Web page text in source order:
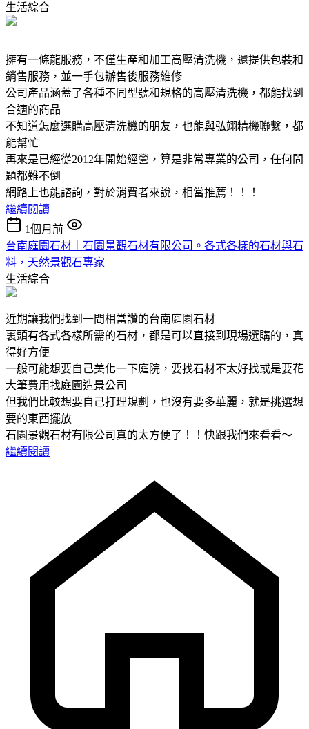
生活綜合
擁有一條龍服務，不僅生產和加工高壓清洗機，還提供包裝和
銷售服務，並一手包辦售後服務維修
公司產品涵蓋了各種不同型號和規格的高壓清洗機，都能找到
合適的商品
不知道怎麼選購高壓清洗機的朋友，也能與弘翊精機聯繫，都
能幫忙
再來是已經從2012年開始經營，算是非常專業的公司，任何問
題都難不倒
網路上也能諮詢，對於消費者來說，相當推薦！！！
繼續閱讀
1個月前
台南庭園石材｜石園景觀石材有限公司。各式各樣的石材與石
料，天然景觀石專家
生活綜合
近期讓我們找到一間相當讚的台南庭園石材
裏頭有各式各樣所需的石材，都是可以直接到現場選購的，真
得好方便
一般可能想要自己美化一下庭院，要找石材不太好找或是要花
大筆費用找庭園造景公司
但我們比較想要自己打理規劃，也沒有要多華麗，就是挑選想
要的東西擺放
石園景觀石材有限公司真的太方便了！！快跟我們來看看～
繼續閱讀